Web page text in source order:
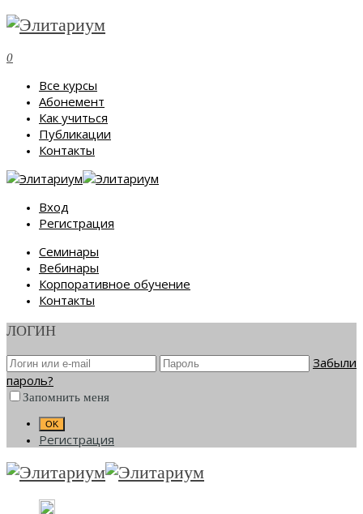
0
Все курсы
Абонемент
Как учиться
Публикации
Контакты
Вход
Регистрация
Семинары
Вебинары
Корпоративное обучение
Контакты
ЛОГИН
Забыли
пароль?
Запомнить меня
Регистрация